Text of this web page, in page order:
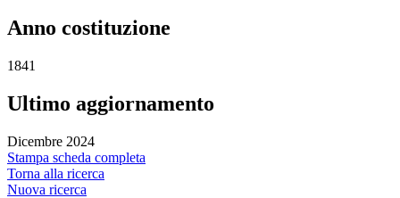
Anno costituzione
1841
Ultimo aggiornamento
Dicembre 2024
Stampa scheda completa
Torna alla ricerca
Nuova ricerca